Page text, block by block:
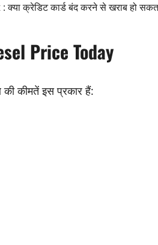
क्रेडिट कार्ड बंद करने से खराब हो
Price Today
कीमतें इस प्रकार हैं: